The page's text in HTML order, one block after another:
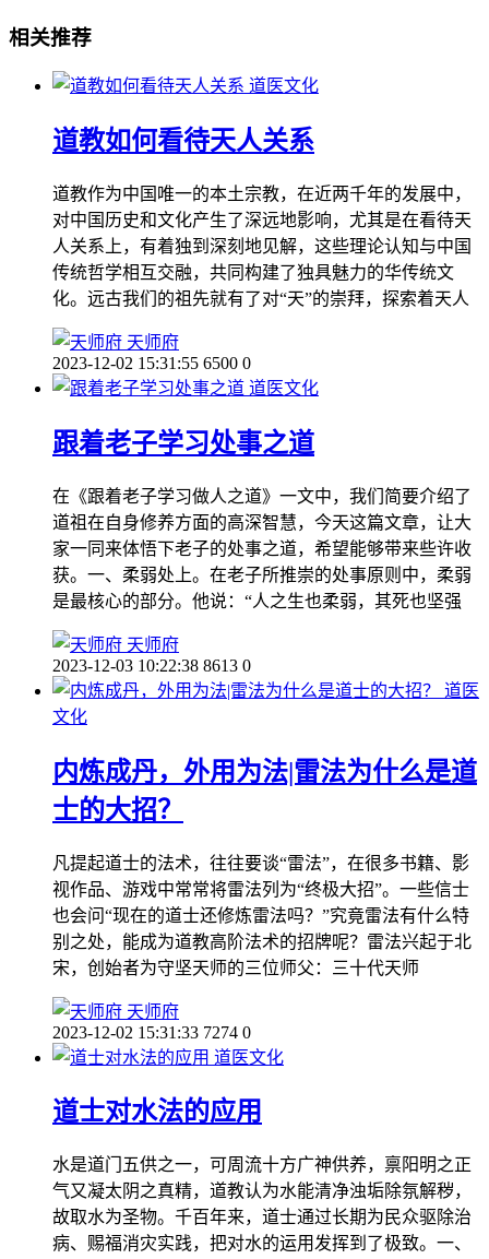
相关推荐
道医文化
道教如何看待天人关系
道教作为中国唯一的本土宗教，在近两千年的发展中，
对中国历史和文化产生了深远地影响，尤其是在看待天
人关系上，有着独到深刻地见解，这些理论认知与中国
传统哲学相互交融，共同构建了独具魅力的华传统文
化。远古我们的祖先就有了对“天”的崇拜，探索着天人
天师府
2023-12-02 15:31:55 6500 0
道医文化
跟着老子学习处事之道
在《跟着老子学习做人之道》一文中，我们简要介绍了
道祖在自身修养方面的高深智慧，今天这篇文章，让大
家一同来体悟下老子的处事之道，希望能够带来些许收
获。一、柔弱处上。在老子所推崇的处事原则中，柔弱
是最核心的部分。他说：“人之生也柔弱，其死也坚强
天师府
2023-12-03 10:22:38 8613 0
道医
文化
内炼成丹，外用为法|雷法为什么是道
士的大招？
凡提起道士的法术，往往要谈“雷法”，在很多书籍、影
视作品、游戏中常常将雷法列为“终极大招”。一些信士
也会问“现在的道士还修炼雷法吗？”究竟雷法有什么特
别之处，能成为道教高阶法术的招牌呢？雷法兴起于北
宋，创始者为守坚天师的三位师父：三十代天师
天师府
2023-12-02 15:31:33 7274 0
道医文化
道士对水法的应用
水是道门五供之一，可周流十方广神供养，禀阳明之正
气又凝太阴之真精，道教认为水能清净浊垢除氛解秽，
故取水为圣物。千百年来，道士通过长期为民众驱除治
病、赐福消灾实践，把对水的运用发挥到了极致。一、